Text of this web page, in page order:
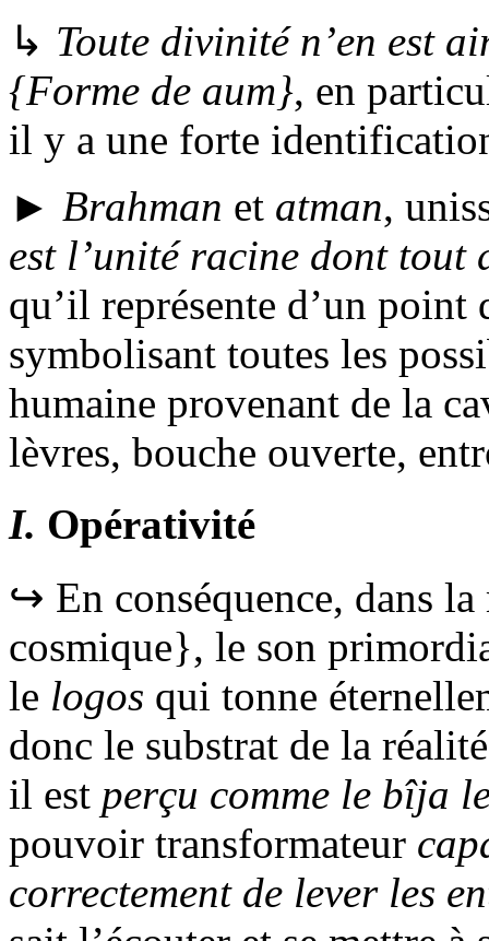
↳ Toute divinité n’en est
{Forme de aum}, en
il y a une forte
► Brahman et atman,
est l’unité racine dont tout
qu’il représente d’un point
symbolisant toutes les
humaine provenant de la
lèvres, bouche ouverte,
I. Opérativité
↪ En conséquence, dans
cosmique}, le son
le logos qui tonne
donc le substrat de la
il est perçu comme le bîja
pouvoir transformateur
correctement de lever les